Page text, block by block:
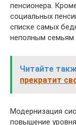
пенсионера.
социальных
списке самых
неполным
Читайте
прекратит
Модернизация
повышение